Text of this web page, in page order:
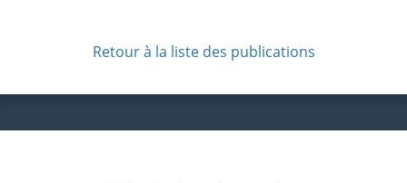
Retour à la liste des publications